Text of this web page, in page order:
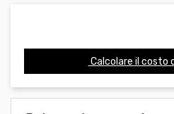
Calcolare il costo